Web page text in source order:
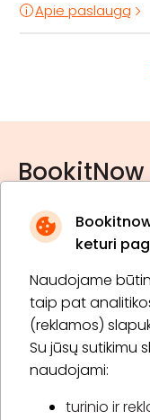
keturi
Naudojame
taip pat
(reklamos)
Su jūsų sutikimu
naudojami:
turinio ir
Apie paslaugą
*